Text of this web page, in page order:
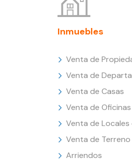
Inmuebles
Venta de
Venta de
Venta de Casas
Venta de Oficinas
Venta de Locales
Venta de Terreno
Arriendos